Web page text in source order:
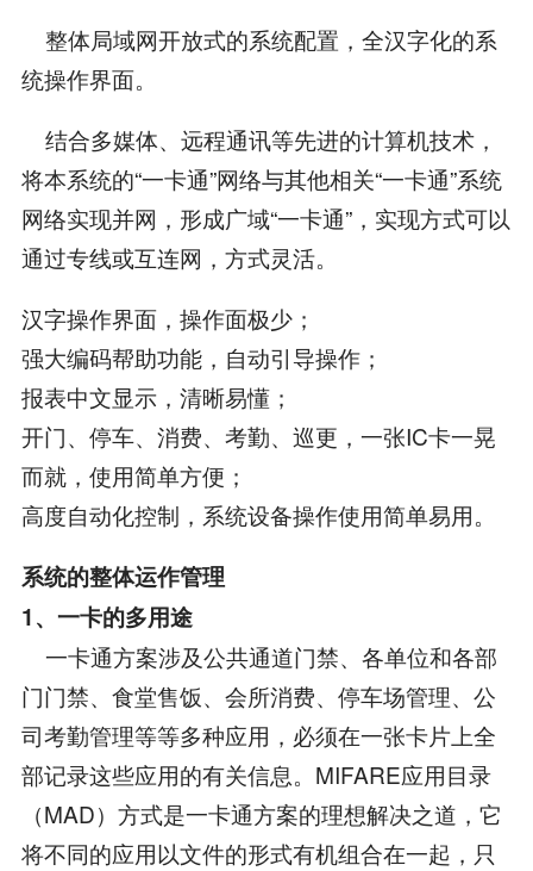
整体局域网开放式的系统配置，全汉字化的系
统操作界面。
结合多媒体、远程通讯等先进的计算机技术，
将本系统的“一卡通”网络与其他相关“一卡通”系统
网络实现并网，形成广域“一卡通”，实现方式可以
通过专线或互连网，方式灵活。
汉字操作界面，操作面极少；
强大编码帮助功能，自动引导操作；
报表中文显示，清晰易懂；
开门、停车、消费、考勤、巡更，一张IC卡一晃
而就，使用简单方便；
高度自动化控制，系统设备操作使用简单易用。
系统的整体运作管理
1、一卡的多用途
一卡通方案涉及公共通道门禁、各单位和各部
门门禁、食堂售饭、会所消费、停车场管理、公
司考勤管理等等多种应用，必须在一张卡片上全
部记录这些应用的有关信息。MIFARE应用目录
（MAD）方式是一卡通方案的理想解决之道，它
将不同的应用以文件的形式有机组合在一起，只